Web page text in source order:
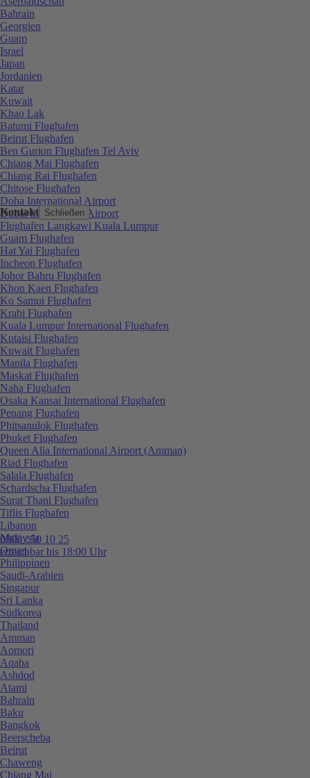
Kontakt Schließen
0800 / 50 10 25
erreichbar bis 18:00 Uhr
Bahrain
Georgien
Guam
Israel
Japan
Jordanien
Katar
Kuwait
Khao Lak
Batumi Flughafen
Beirut Flughafen
Ben Gurion Flughafen Tel Aviv
Chiang Mai Flughafen
Chiang Rai Flughafen
Chitose Flughafen
Doha International Airport
Dubai International Airport
Flughafen Langkawi Kuala Lumpur
Guam Flughafen
Hat Yai Flughafen
Incheon Flughafen
Johor Bahru Flughafen
Khon Kaen Flughafen
Ko Samui Flughafen
Krabi Flughafen
Kuala Lumpur International Flughafen
Kutaisi Flughafen
Kuwait Flughafen
Manila Flughafen
Maskat Flughafen
Naha Flughafen
Osaka Kansai International Flughafen
Penang Flughafen
Phitsanulok Flughafen
Phuket Flughafen
Queen Alia International Airport (Amman)
Riad Flughafen
Salala Flughafen
Schardscha Flughafen
Surat Thani Flughafen
Tiflis Flughafen
Libanon
Malaysia
Oman
Philippinen
Saudi-Arabien
Singapur
Sri Lanka
Südkorea
Thailand
Amman
Aomori
Aqaba
Ashdod
Atami
Bahrain
Baku
Bangkok
Beerscheba
Beirut
Chaweng
Chiang Mai